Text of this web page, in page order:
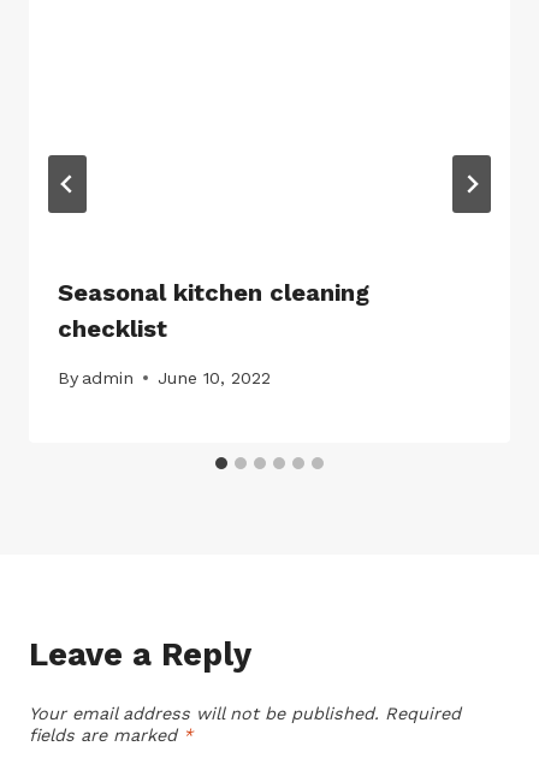
Seasonal kitchen cleaning
checklist
By admin June 10, 2022
Leave a Reply
Your email address will not be published. Required
fields are marked *